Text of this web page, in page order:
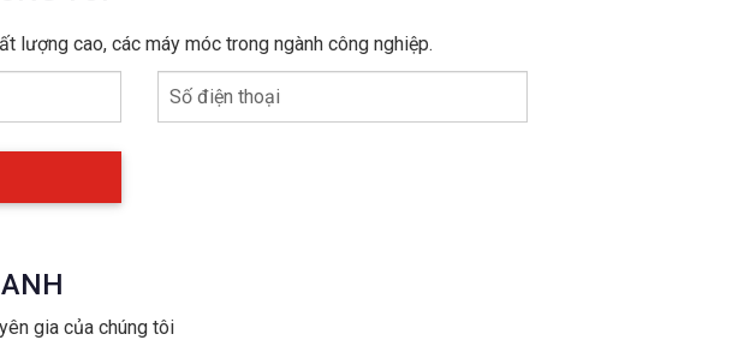
lượng cao, các máy móc trong ngành công nghiệp.
Số điện thoại
gia của chúng tôi